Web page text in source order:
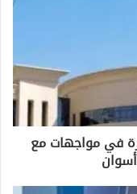
في مواجهات مع